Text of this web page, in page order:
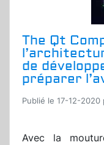
The Qt
de
préparer
Publié le 17-12-2020
Avec la